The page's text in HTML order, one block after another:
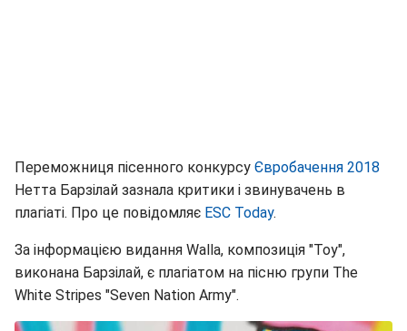
Переможниця пісенного конкурсу Євробачення 2018
Нетта Барзілай зазнала критики і звинувачень в
плагіаті. Про це повідомляє ESC Today.
За інформацією видання Walla, композиція "Toy",
виконана Барзілай, є плагіатом на пісню групи The
White Stripes "Seven Nation Army".